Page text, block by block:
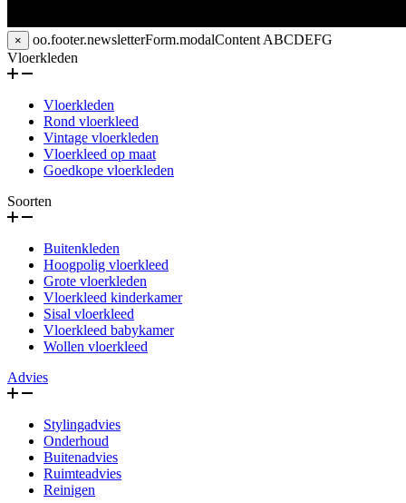
× oo.footer.newsletterForm.modalContent ABCDEFG
Vloerkleden
Vloerkleden
Rond vloerkleed
Vintage vloerkleden
Vloerkleed op maat
Goedkope vloerkleden
Soorten
Buitenkleden
Hoogpolig vloerkleed
Grote vloerkleden
Vloerkleed kinderkamer
Sisal vloerkleed
Vloerkleed babykamer
Wollen vloerkleed
Advies
Stylingadvies
Onderhoud
Buitenadvies
Ruimteadvies
Reinigen